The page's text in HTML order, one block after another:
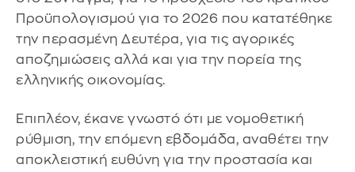
Προϋπολογισμού για το 2026 που κατατέθηκε
την περασμένη Δευτέρα, για τις αγορικές
αποζημιώσεις αλλά και για την πορεία της
ελληνικής οικονομίας.
Επιπλέον, έκανε γνωστό ότι με νομοθετική
ρύθμιση, την επόμενη εβδομάδα, αναθέτει την
αποκλειστική ευθύνη για την προστασία και